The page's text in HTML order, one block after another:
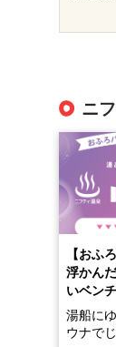
ニ
【おふ
浮かん
いベン
湯船に
ウナで